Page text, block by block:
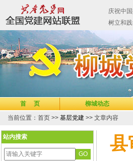
首 页 柳城动态
当前位置：首页 >> 基层党建 >> 文章内容
站内搜索 县